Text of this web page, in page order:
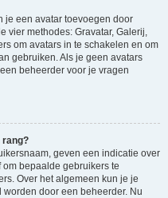
je een avatar toevoegen door
vier methodes: Gravatar, Galerij,
om avatars in te schakelen en om
gebruiken. Als je geen avatars
beheerder voor je vragen
rang?
geven een indicatie over
om bepaalde gebruikers te
Over het algemeen kun je je
door een beheerder. Nu